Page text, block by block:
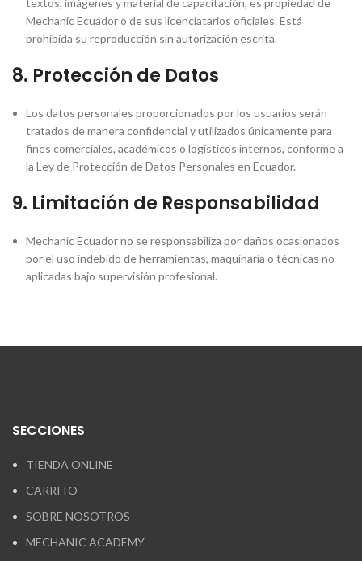
textos, imágenes y material de capacitación, es propiedad de
Mechanic Ecuador o de sus licenciatarios oficiales. Está
prohibida su reproducción sin autorización escrita.
8. Protección de Datos
Los datos personales proporcionados por los usuarios serán
tratados de manera confidencial y utilizados únicamente para
fines comerciales, académicos o logísticos internos, conforme a
la Ley de Protección de Datos Personales en Ecuador.
9. Limitación de Responsabilidad
Mechanic Ecuador no se responsabiliza por daños ocasionados
por el uso indebido de herramientas, maquinaria o técnicas no
aplicadas bajo supervisión profesional.
SECCIONES
TIENDA ONLINE
CARRITO
SOBRE NOSOTROS
MECHANIC ACADEMY